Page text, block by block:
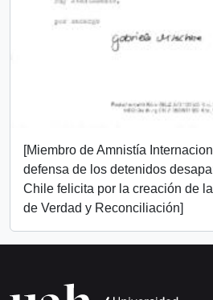
[Miembro de Amnistía
defensa de los detenidos
Chile felicita por la creación de
de Verdad y Reconciliación]